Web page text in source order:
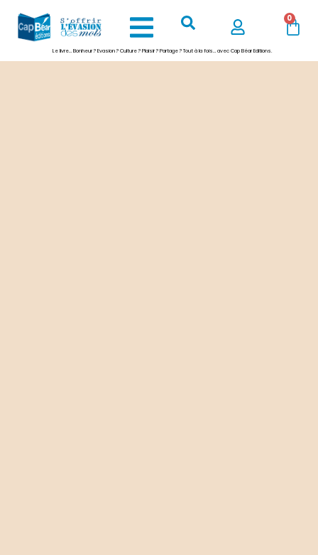
0
Le livre… Bonheur ? Evasion ? Culture ? Plaisir ? Partage ? Tout à la fois… avec Cap Béar Editions.